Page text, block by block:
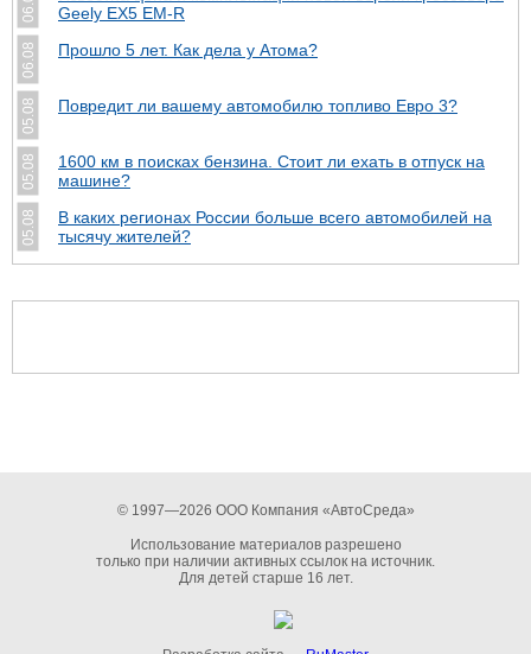
Geely EX5 EM-R
06.08 Прошло 5 лет. Как дела у Атома?
05.08 Повредит ли вашему автомобилю топливо Евро 3?
05.08
1600 км в поисках бензина. Стоит ли ехать в отпуск на
машине?
05.08
В каких регионах России больше всего автомобилей на
тысячу жителей?
© 1997—2026 ООО Компания «АвтоСреда»
Использование материалов разрешено
только при наличии активных ссылок на источник.
Для детей старше 16 лет.